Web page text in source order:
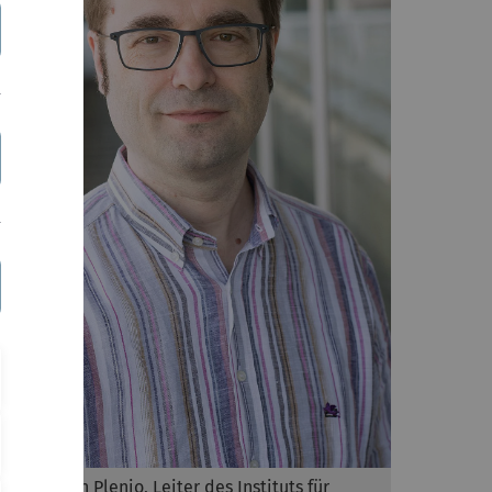
Prof. Martin Plenio, Leiter des Instituts für